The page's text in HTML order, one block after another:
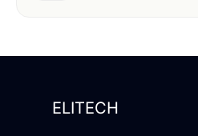
ELITECH